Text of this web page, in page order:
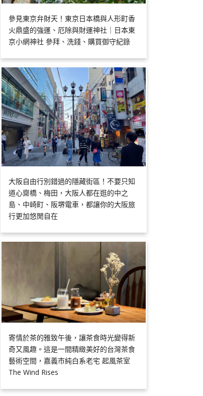
參見東京弁財天！東京日本橋與人形町香
火鼎盛的強運、厄除與財運神社｜日本東
京小網神社 參拜、洗錢、購買御守紀錄
大阪自由行別錯過的隱藏街區！不要只知
道心齋橋、梅田，大阪人都在逛的中之
島、中崎町、阪堺電車，都讓你的大阪旅
行更加悠閒自在
寄情於茶的雅致午後，讓茶食時光變得新
奇又風趣。這是一間精緻美好的台灣茶食
藝術空間，嘉義市純白系老宅 起風茶室
The Wind Rises